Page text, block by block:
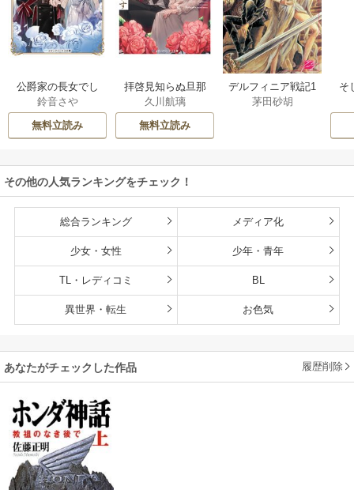
公爵家の長女でし
た
鈴音さや
無料立読み
拝啓見知らぬ旦那
様、離婚していた
だきます
久川航璃
無料立読み
デルフィニア戦記1
茅田砂胡
そ
その他の人気ランキングをチェック！
総合ランキング メディア化
少女・女性 少年・青年
TL・レディコミ BL
異世界・転生 お色気
あなたがチェックした作品 履歴削除